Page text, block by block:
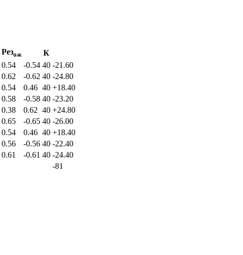
Резож
К
0.54 -0.54 40 -21.60
0.62 -0.62 40 -24.80
0.54 0.46 40 +18.40
0.58 -0.58 40 -23.20
0.38 0.62 40 +24.80
0.65 -0.65 40 -26.00
0.54 0.46 40 +18.40
0.56 -0.56 40 -22.40
0.61 -0.61 40 -24.40
-81